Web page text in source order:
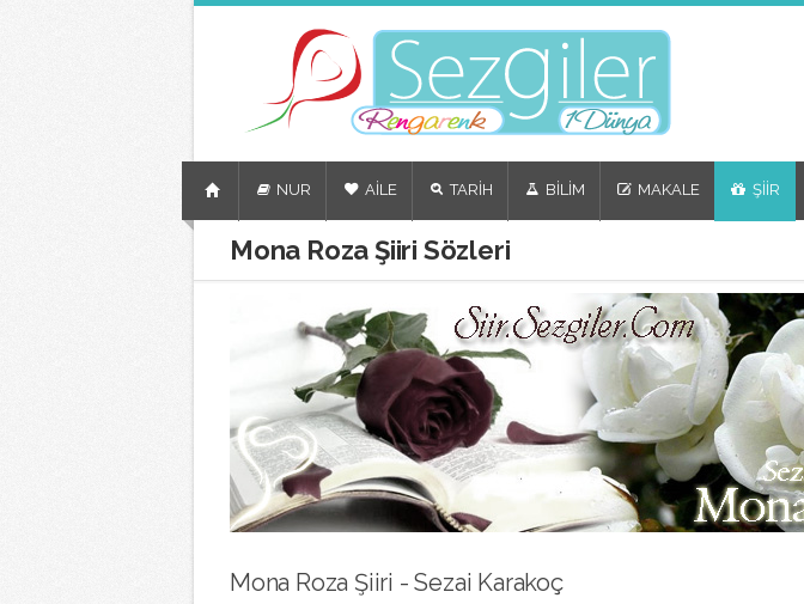
NUR AİLE TARİH BİLİM MAKALE ŞİİR
Mona Roza Şiiri Sözleri
Mona Roza Şiiri - Sezai Karakoç